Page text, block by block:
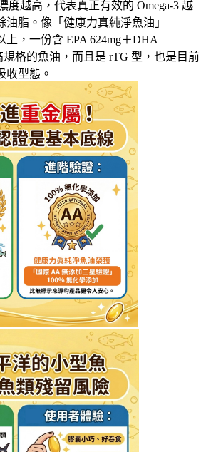
度越高，代表真正有效的 Omega-3 越
脂。像「健康力真純淨魚油」
上，一份含 EPA 624mg＋DHA
規格的魚油，而且是 rTG 型，也是目前
收型態。